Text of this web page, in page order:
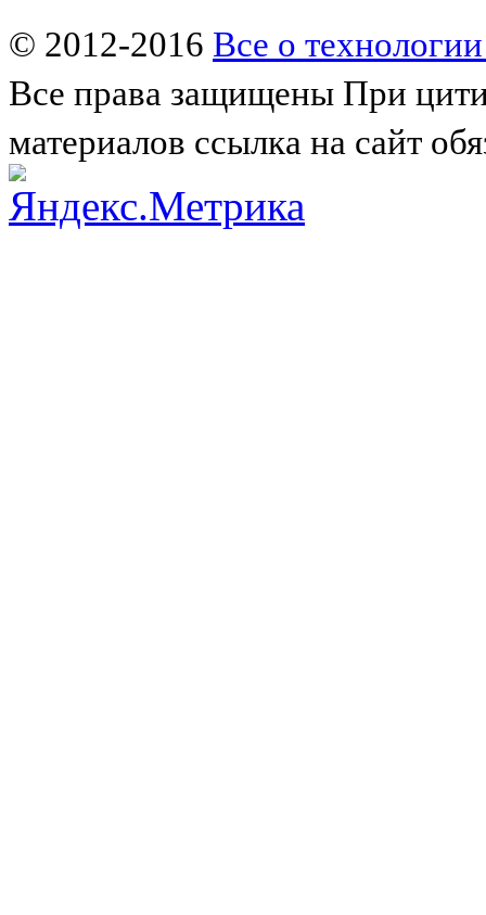
© 2012-2016 Все о
Все права защищены При
материалов ссылка на сайт